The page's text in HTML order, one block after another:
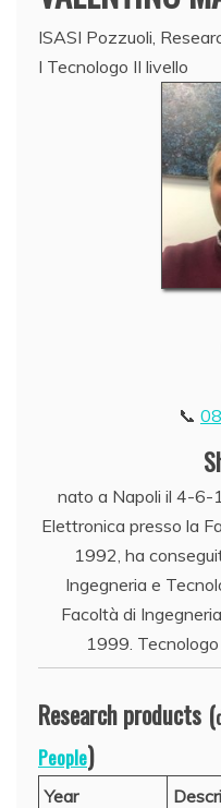
ISASI Pozzuoli,
I Tecnologo II livello
nato a Napoli il 4-6-
Elettronica presso la
1992, ha
Ingegneria e
Facoltà di
1999.
Research products (
People)
Year